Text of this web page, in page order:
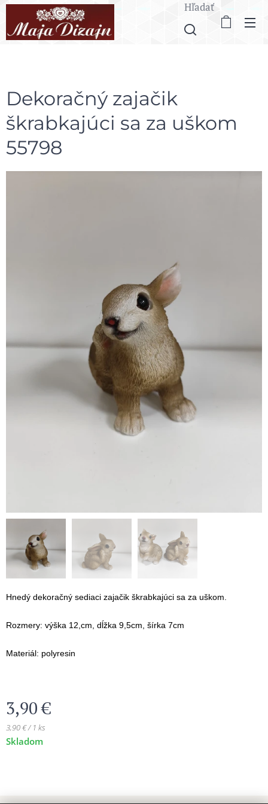
Hľadať
Dekoračný zajačik
škrabkajúci sa za uškom
55798
Hnedý dekoračný sediaci zajačik škrabkajúci sa za uškom.
Rozmery: výška 12,cm, dĺžka 9,5cm, šírka 7cm
Materiál: polyresin
3,90€
3,90 € / 1 ks
Skladom